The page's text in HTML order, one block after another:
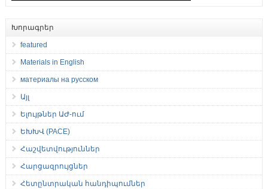
Խորագրեր
featured
Materials in English
материалы на русском
Այլ
Ելույթներ ԱԺ-ում
ԵԽԽՎ (PACE)
Հաշվետվություններ
Հարցազրույցներ
Հետընտրական հանդիպումներ